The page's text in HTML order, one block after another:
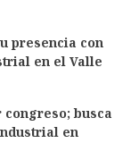
presencia con
en el Valle
busca
en